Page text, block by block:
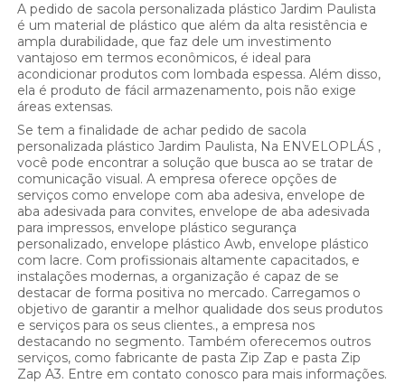
A pedido de sacola personalizada plástico Jardim Paulista
é um material de plástico que além da alta resistência e
ampla durabilidade, que faz dele um investimento
vantajoso em termos econômicos, é ideal para
acondicionar produtos com lombada espessa. Além disso,
ela é produto de fácil armazenamento, pois não exige
áreas extensas.
Se tem a finalidade de achar pedido de sacola
personalizada plástico Jardim Paulista, Na ENVELOPLÁS ,
você pode encontrar a solução que busca ao se tratar de
comunicação visual. A empresa oferece opções de
serviços como envelope com aba adesiva, envelope de
aba adesivada para convites, envelope de aba adesivada
para impressos, envelope plástico segurança
personalizado, envelope plástico Awb, envelope plástico
com lacre. Com profissionais altamente capacitados, e
instalações modernas, a organização é capaz de se
destacar de forma positiva no mercado. Carregamos o
objetivo de garantir a melhor qualidade dos seus produtos
e serviços para os seus clientes., a empresa nos
destacando no segmento. Também oferecemos outros
serviços, como fabricante de pasta Zip Zap e pasta Zip
Zap A3. Entre em contato conosco para mais informações.